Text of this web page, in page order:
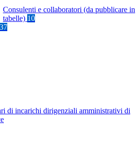
Consulenti e collaboratori (da pubblicare in
tabelle) 10
di incarichi dirigenziali amministrativi di